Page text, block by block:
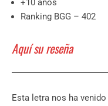
+10 años
Ranking BGG – 402
Aquí su reseña
Esta letra nos ha